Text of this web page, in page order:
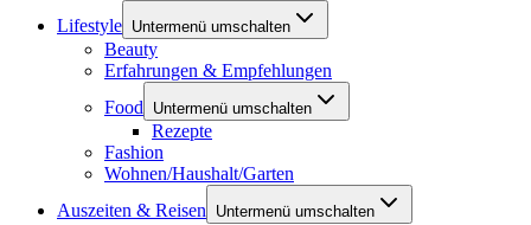
Lifestyle Untermenü umschalten
Beauty
Erfahrungen & Empfehlungen
Food
Untermenü umschalten
Rezepte
Fashion
Wohnen/Haushalt/Garten
Auszeiten & Reisen
Untermenü umschalten